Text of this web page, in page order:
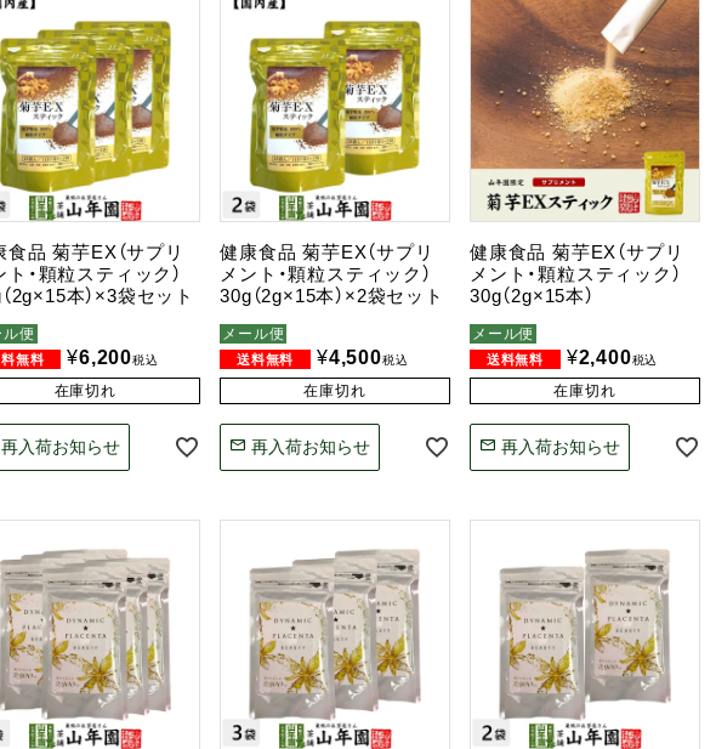
食品 菊芋EX（サプリ
ト・顆粒スティック）
2g×15本）×3袋セット
ル便
¥6,200税込
在庫切れ
再入荷お知らせ
健康食品 菊芋EX（サプリ
メント・顆粒スティック）
30g（2g×15本）×2袋セット
メール便
¥4,500税込
在庫切れ
再入荷お知らせ
健康食品 菊芋EX（サプリ
メント・顆粒スティック）
30g（2g×15本）
メール便
¥2,400税込
在庫切れ
再入荷お知らせ